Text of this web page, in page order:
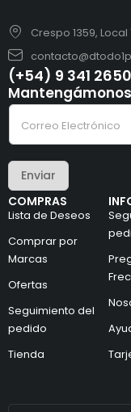
Crespo 1359,
(+54) 9 341
COMPRAS
Lista de Deseos
Comprar por
Marcas
Ofertas
Seguimiento del
pedido
Tienda
C
o
r
o
e
l
e
c
t
r
n
i
c
o
C
e
e
l
e
t
r
n
c
o
Enviar